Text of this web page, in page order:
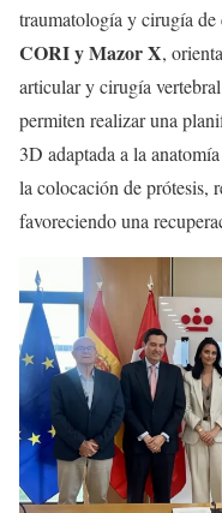
traumatología y cirugía de
CORI y Mazor X,
articular y cirugía
permiten realizar una
3D adaptada a la
la colocación de prótesis,
favoreciendo una